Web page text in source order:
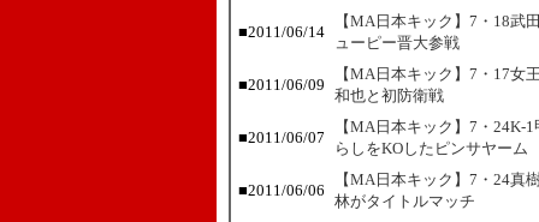
■2011/06/14
【MA日本キック】7・18武
ューピー晋大参戦
■2011/06/09
【MA日本キック】7・17女
和也と初防衛戦
■2011/06/07
【MA日本キック】7・24K-
らしをKOしたピンサヤーム
■2011/06/06
【MA日本キック】7・24真
林がタイトルマッチ